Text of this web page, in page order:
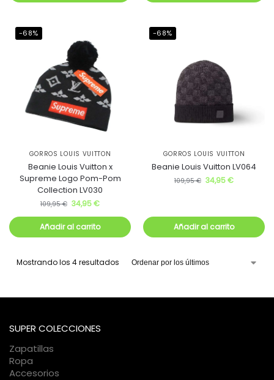
-68%
GORROS LOUIS VUITTON
Beanie Louis Vuitton x
Supreme Logo Pom-Pom
Collection LV030
109,95€ 34,95€
Añadir al carrito
-68%
GORROS LOUIS VUITTON
Beanie Louis Vuitton LV064
109,95€ 34,95€
Añadir al carrito
Mostrando los 4 resultados
SUPER COLECCIONES
Zapatillas
Ropa
Accesorios